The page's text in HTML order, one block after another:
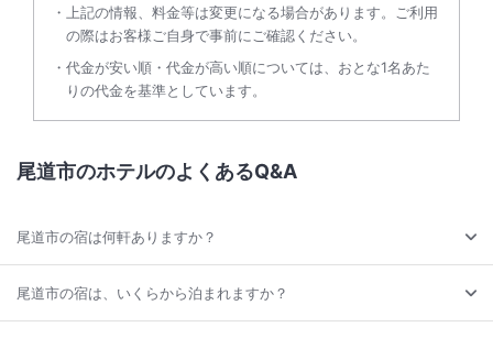
上記の情報、料金等は変更になる場合があります。ご利用
の際はお客様ご自身で事前にご確認ください。
代金が安い順・代金が高い順については、おとな1名あた
りの代金を基準としています。
尾道市のホテルのよくあるQ&A
尾道市の宿は何軒ありますか？
尾道市の宿は、いくらから泊まれますか？